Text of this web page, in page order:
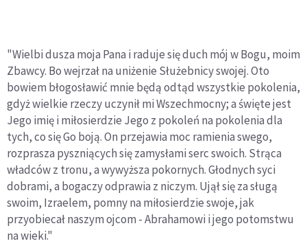
"Wielbi dusza moja Pana i raduje się duch mój w Bogu, moim
Zbawcy. Bo wejrzał na uniżenie Służebnicy swojej. Oto
bowiem błogosławić mnie będą odtąd wszystkie pokolenia,
gdyż wielkie rzeczy uczynił mi Wszechmocny; a święte jest
Jego imię i miłosierdzie Jego z pokoleń na pokolenia dla
tych, co się Go boją. On przejawia moc ramienia swego,
rozprasza pyszniących się zamysłami serc swoich. Strąca
władców z tronu, a wywyższa pokornych. Głodnych syci
dobrami, a bogaczy odprawia z niczym. Ujął się za sługą
swoim, Izraelem, pomny na miłosierdzie swoje, jak
przyobiecał naszym ojcom - Abrahamowi i jego potomstwu
na wieki."